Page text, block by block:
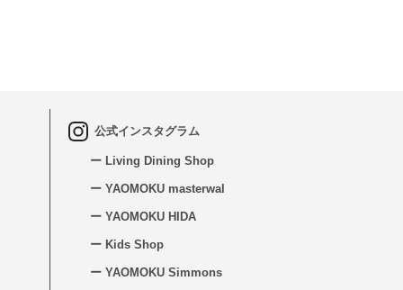
公式インスタグラム
ー Living Dining Shop
ー YAOMOKU masterwal
ー YAOMOKU HIDA
ー Kids Shop
ー YAOMOKU Simmons